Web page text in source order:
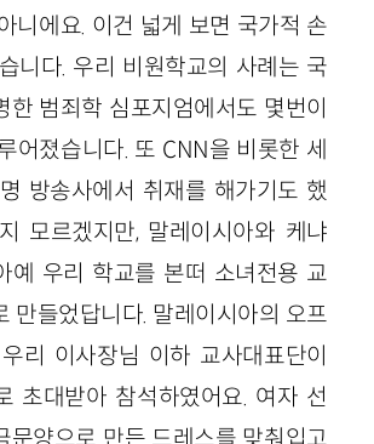
니에요. 이건 넓게 보면 국가적 손
니다. 우리 비원학교의 사례는 국
한 범죄학 심포지엄에서도 몇번이
어졌습니다. 또 CNN을 비롯한 세
방송사에서 취재를 해가기도 했
모르겠지만, 말레이시아와 케냐
예 우리 학교를 본떠 소녀전용 교
만들었답니다. 말레이시아의 오프
리 이사장님 이하 교사대표단이
초대받아 참석하였어요. 여자 선
문양으로 만든 드레스를 맞춰입고